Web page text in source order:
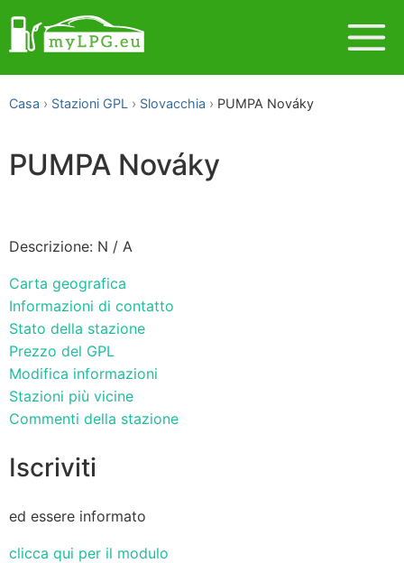
Casa Stazioni GPL Slovacchia PUMPA Nováky
PUMPA Nováky
Descrizione: N / A
Carta geografica
Informazioni di contatto
Stato della stazione
Prezzo del GPL
Modifica informazioni
Stazioni più vicine
Commenti della stazione
Iscriviti
ed essere informato
clicca qui per il modulo